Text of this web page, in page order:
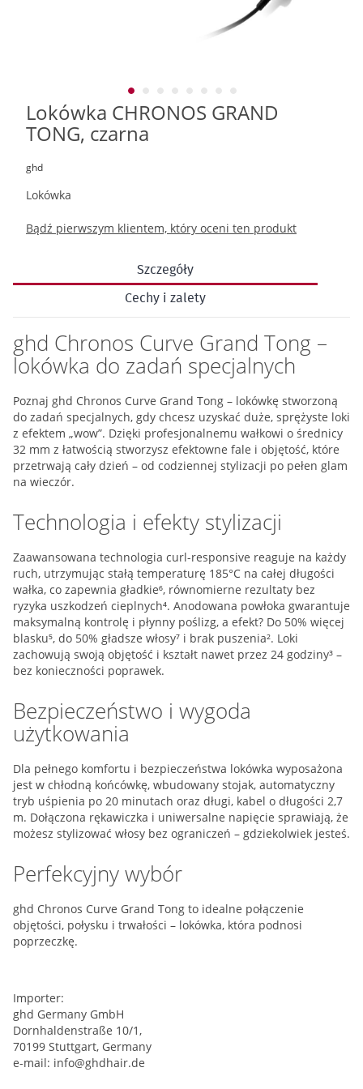
Lokówka CHRONOS GRAND
TONG, czarna
ghd
Lokówka
Bądź pierwszym klientem, który oceni ten produkt
Przejdź
początek
Szczegóły
Cechy i zalety
ghd Chronos Curve Grand Tong –
lokówka do zadań specjalnych
Poznaj ghd Chronos Curve Grand Tong – lokówkę stworzoną
do zadań specjalnych, gdy chcesz uzyskać duże, sprężyste loki
z efektem „wow”. Dzięki profesjonalnemu wałkowi o średnicy
32 mm z łatwością stworzysz efektowne fale i objętość, które
przetrwają cały dzień – od codziennej stylizacji po pełen glam
na wieczór.
Technologia i efekty stylizacji
Zaawansowana technologia curl-responsive reaguje na każdy
ruch, utrzymując stałą temperaturę 185°C na całej długości
wałka, co zapewnia gładkie⁶, równomierne rezultaty bez
ryzyka uszkodzeń cieplnych⁴. Anodowana powłoka gwarantuje
maksymalną kontrolę i płynny poślizg, a efekt? Do 50% więcej
blasku⁵, do 50% gładsze włosy⁷ i brak puszenia². Loki
zachowują swoją objętość i kształt nawet przez 24 godziny³ –
bez konieczności poprawek.
Bezpieczeństwo i wygoda
użytkowania
Dla pełnego komfortu i bezpieczeństwa lokówka wyposażona
jest w chłodną końcówkę, wbudowany stojak, automatyczny
tryb uśpienia po 20 minutach oraz długi, kabel o długości 2,7
m. Dołączona rękawiczka i uniwersalne napięcie sprawiają, że
możesz stylizować włosy bez ograniczeń – gdziekolwiek jesteś.
Perfekcyjny wybór
ghd Chronos Curve Grand Tong to idealne połączenie
objętości, połysku i trwałości – lokówka, która podnosi
poprzeczkę.
Importer:
ghd Germany GmbH
Dornhaldenstraße 10/1,
70199 Stuttgart, Germany
e-mail: info@ghdhair.de